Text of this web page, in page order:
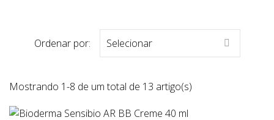
Ordenar por: Selecionar 
Mostrando 1-8 de um total de 13 artigo(s)